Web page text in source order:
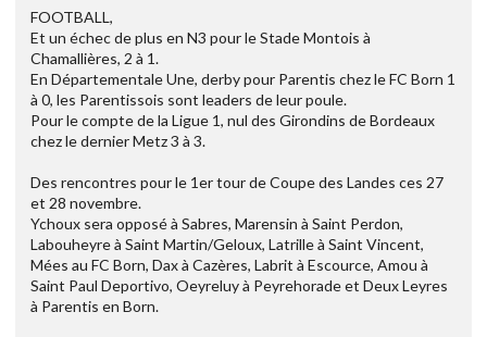
FOOTBALL,
Et un échec de plus en N3 pour le Stade Montois à
Chamallières, 2 à 1.
En Départementale Une, derby pour Parentis chez le FC Born 1
à 0, les Parentissois sont leaders de leur poule.
Pour le compte de la Ligue 1, nul des Girondins de Bordeaux
chez le dernier Metz 3 à 3.
Des rencontres pour le 1er tour de Coupe des Landes ces 27
et 28 novembre.
Ychoux sera opposé à Sabres, Marensin à Saint Perdon,
Labouheyre à Saint Martin/Geloux, Latrille à Saint Vincent,
Mées au FC Born, Dax à Cazères, Labrit à Escource, Amou à
Saint Paul Deportivo, Oeyreluy à Peyrehorade et Deux Leyres
à Parentis en Born.